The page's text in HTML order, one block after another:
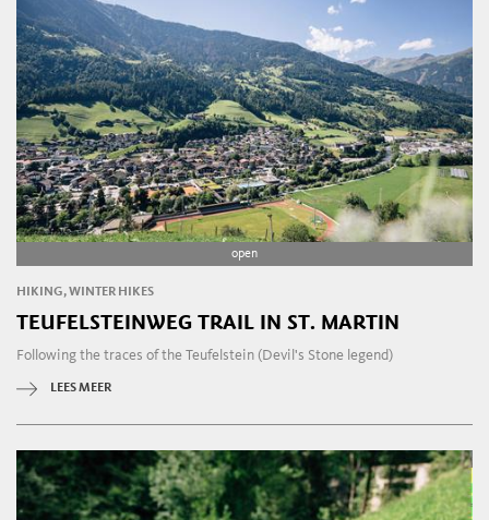
open
HIKING, WINTER HIKES
TEUFELSTEINWEG TRAIL IN ST. MARTIN
Following the traces of the Teufelstein (Devil's Stone legend)
LEES MEER